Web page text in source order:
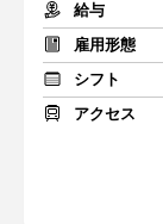
給与
雇用形態
シフト
アクセス